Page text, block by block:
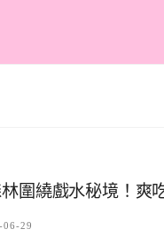
圍繞戲水秘境！爽
06-29